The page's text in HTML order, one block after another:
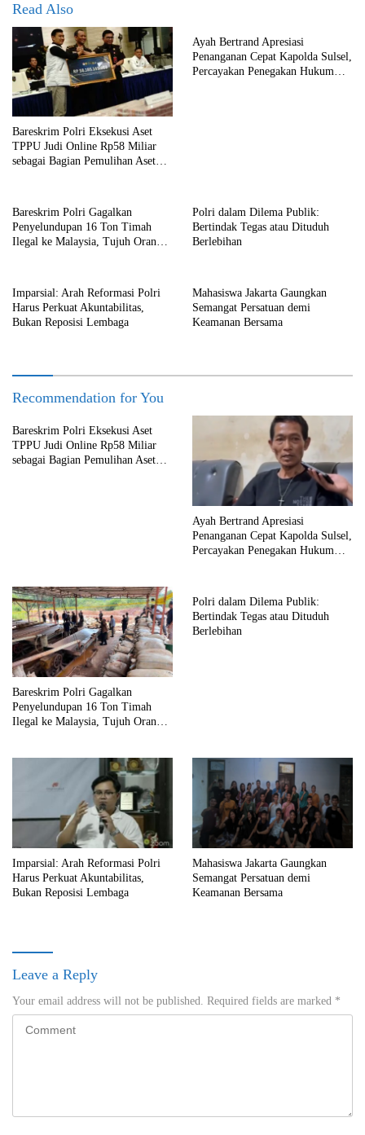
Read Also
Bareskrim Polri Eksekusi Aset
TPPU Judi Online Rp58 Miliar
sebagai Bagian Pemulihan Aset
Ayah Bertrand Apresiasi
Penanganan Cepat Kapolda Sulsel,
Percayakan Penegakan Hukum
Bareskrim Polri Gagalkan
Penyelundupan 16 Ton Timah
Ilegal ke Malaysia, Tujuh Orang
Polri dalam Dilema Publik:
Bertindak Tegas atau Dituduh
Berlebihan
Imparsial: Arah Reformasi Polri
Harus Perkuat Akuntabilitas,
Bukan Reposisi Lembaga
Mahasiswa Jakarta Gaungkan
Semangat Persatuan demi
Keamanan Bersama
Recommendation for You
Bareskrim Polri Eksekusi Aset
TPPU Judi Online Rp58 Miliar
sebagai Bagian Pemulihan Aset
Ayah Bertrand Apresiasi
Penanganan Cepat Kapolda Sulsel,
Percayakan Penegakan Hukum
Bareskrim Polri Gagalkan
Penyelundupan 16 Ton Timah
Ilegal ke Malaysia, Tujuh Orang
Polri dalam Dilema Publik:
Bertindak Tegas atau Dituduh
Berlebihan
Imparsial: Arah Reformasi Polri
Harus Perkuat Akuntabilitas,
Bukan Reposisi Lembaga
Mahasiswa Jakarta Gaungkan
Semangat Persatuan demi
Keamanan Bersama
Leave a Reply
Your email address will not be published. Required fields are marked *